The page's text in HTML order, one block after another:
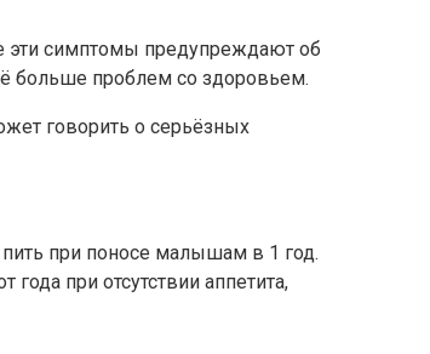
эти симптомы предупреждают об
больше проблем со здоровьем.
говорить о серьёзных
при поносе малышам в 1 год.
при отсутствии аппетита,